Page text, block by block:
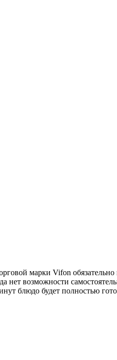
марки Vifon
нет возможности
блюдо будет полностью